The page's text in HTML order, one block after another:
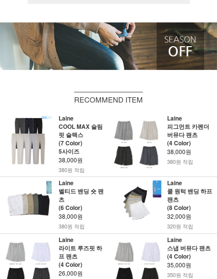
RECOMMEND ITEM
Laine
COOL MAX 슬림
핏 슬랙스
(7 Color)
5사이즈
38,000원
380원 적립
Laine
피그먼트 카펜더
버뮤다 팬츠
(4 Color)
38,000원
380원 적립
Laine
벨티드 밴딩 숏 팬
츠
(6 Color)
38,000원
380원 적립
Laine
쿨 원턱 밴딩 하프
팬츠
(8 Color)
32,000원
320원 적립
Laine
라이트 루즈핏 하
프 팬츠
(4 Color)
26,000원
Laine
스냅 버뮤다 팬츠
(4 Color)
35,000원
350원 적립